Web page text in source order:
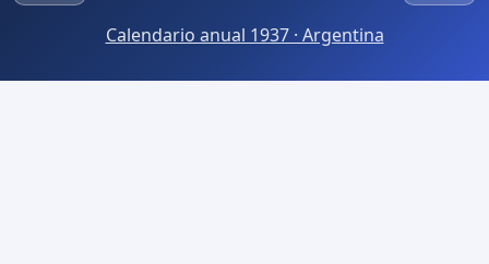
Calendario anual 1937 · Argentina